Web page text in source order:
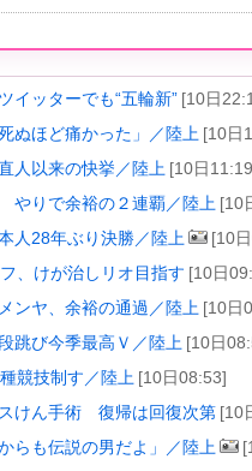
イッターでも“五輪新” [10日
ぬほど痛かった」／陸上 [10日
人以来の快挙／陸上 [10日
やりで余裕の２連覇／陸上 [10
人28年ぶり決勝／陸上 [10
、けが治しリオ目指す [10日
ンヤ、余裕の通過／陸上 [10日
跳び今季最高Ｖ／陸上 [10日
競技制す／陸上 [10日08:53]
けん手術 復帰は回復次第 [10
らも伝説の男だよ」／陸上